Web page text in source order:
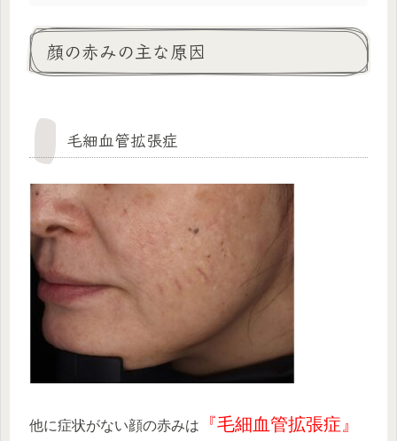
顔の赤みの主な原因
毛細血管拡張症
他に症状がない顔の赤みは 『毛細血管拡張症』